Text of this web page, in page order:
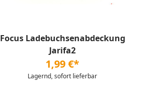
Focus Ladebuchsenabdeckung
Jarifa2
1,99 €*
Lagernd, sofort lieferbar